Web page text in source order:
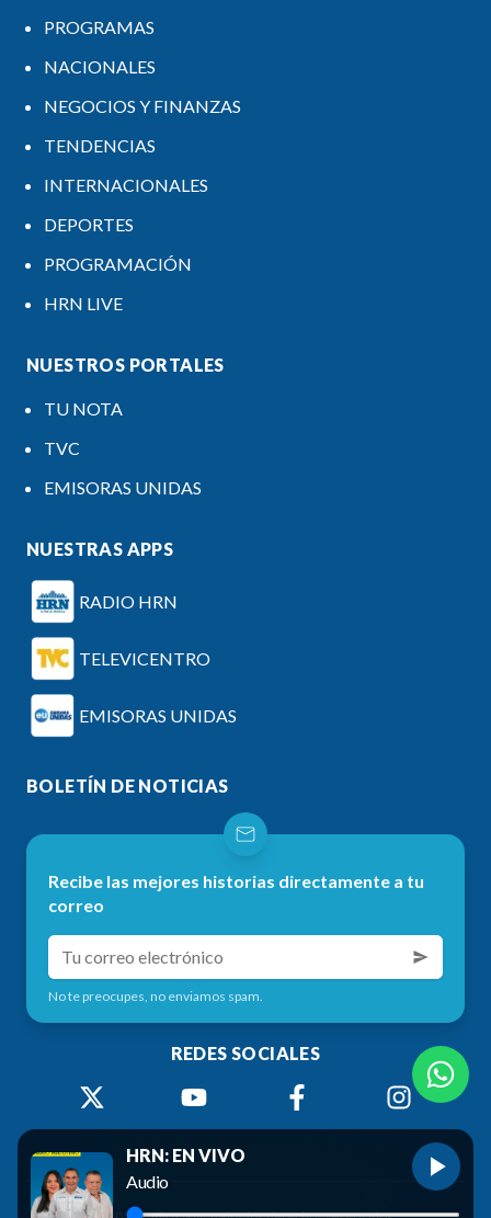
PROGRAMAS
NACIONALES
NEGOCIOS Y FINANZAS
TENDENCIAS
INTERNACIONALES
DEPORTES
PROGRAMACIÓN
HRN LIVE
NUESTROS PORTALES
TU NOTA
TVC
EMISORAS UNIDAS
NUESTRAS APPS
RADIO HRN
TELEVICENTRO
EMISORAS UNIDAS
BOLETÍN DE NOTICIAS
Recibe las mejores historias directamente a tu
correo
No te preocupes, no enviamos spam.
REDES SOCIALES
HRN: EN VIVO
Audio